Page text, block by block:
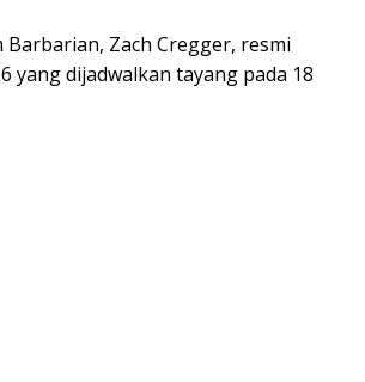
Zach Cregger, resmi
yang dijadwalkan tayang pada 18